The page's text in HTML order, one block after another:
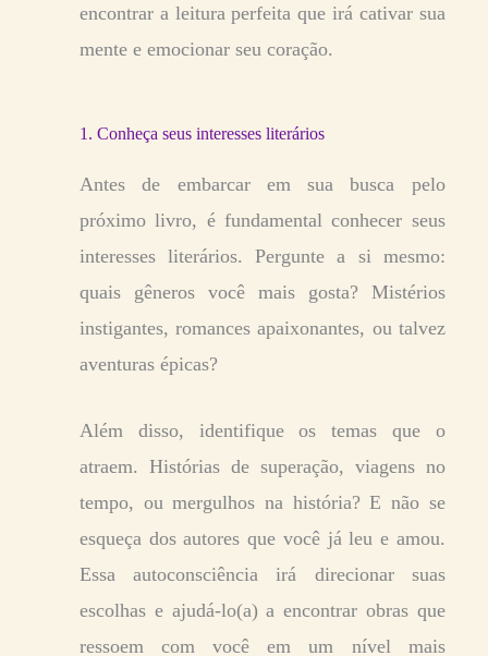
encontrar a leitura perfeita que irá cativar sua
mente e emocionar seu coração.
1. Conheça seus interesses literários
Antes de embarcar em sua busca pelo
próximo livro, é fundamental conhecer seus
interesses literários. Pergunte a si mesmo:
quais gêneros você mais gosta? Mistérios
instigantes, romances apaixonantes, ou talvez
aventuras épicas?
Além disso, identifique os temas que o
atraem. Histórias de superação, viagens no
tempo, ou mergulhos na história? E não se
esqueça dos autores que você já leu e amou.
Essa autoconsciência irá direcionar suas
escolhas e ajudá-lo(a) a encontrar obras que
ressoem com você em um nível mais